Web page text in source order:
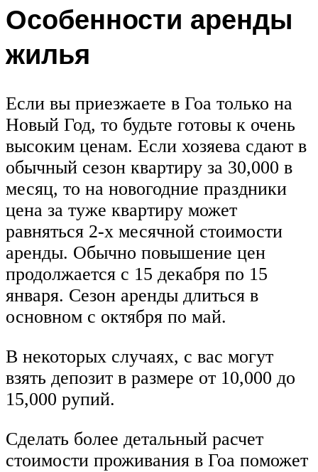
Особенности аренды
жилья
Если вы приезжаете в Гоа только на
Новый Год, то будьте готовы к очень
высоким ценам. Если хозяева сдают в
обычный сезон квартиру за 30,000 в
месяц, то на новогодние праздники
цена за туже квартиру может
равняться 2-х месячной стоимости
аренды. Обычно повышение цен
продолжается с 15 декабря по 15
января. Сезон аренды длиться в
основном с октября по май.
В некоторых случаях, с вас могут
взять депозит в размере от 10,000 до
15,000 рупий.
Сделать более детальный расчет
стоимости проживания в Гоа поможет